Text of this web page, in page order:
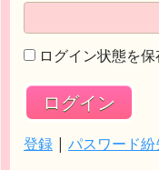
ログイン状態を保
登録 | パスワード紛